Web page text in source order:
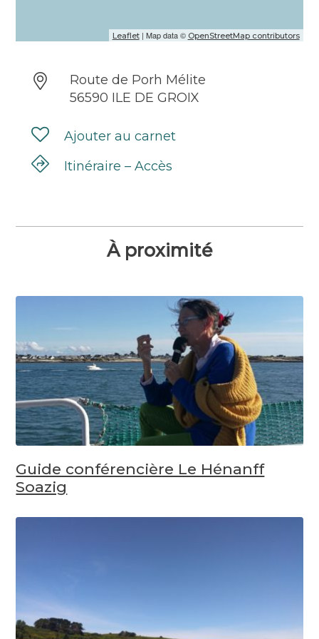
Leaflet| Map data © OpenStreetMap contributors
Route de Porh Mélite
56590 ILE DE GROIX
Ajouter au carnet
Itinéraire – Accès
À proximité
Guide conférencière Le Hénanff
Soazig